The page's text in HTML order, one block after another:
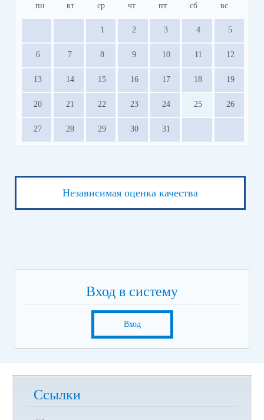
пн вт ср чт пт сб вс
1 2 3 4 5
6 7 8 9 10 11 12
13 14 15 16 17 18 19
20 21 22 23 24 25 26
27 28 29 30 31
Независимая оценка качества
Вход в систему
Вход
Ссылки